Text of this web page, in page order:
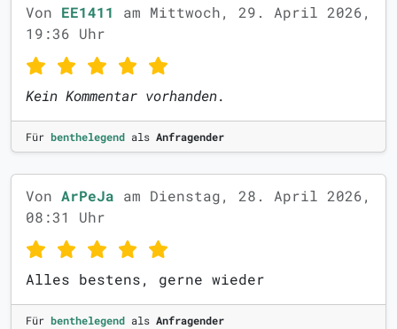
Von EE1411
am Mittwoch, 29. April 2026,
19:36 Uhr
Kein Kommentar vorhanden.
Für benthelegend als Anfragender
Von ArPeJa am Dienstag, 28. April 2026,
08:31 Uhr
Alles bestens, gerne wieder
Für benthelegend als Anfragender